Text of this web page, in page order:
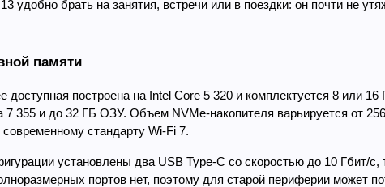
удобно брать на занятия, встречи или в поездки: он почти не
памяти
построена на Intel Core 5 320 и комплектуется 8 или 16
355 и до 32 ГБ ОЗУ. Объем NVMe-накопителя варьируется от
стандарту Wi-Fi 7.
установлены два USB Type-C со скоростью до 10 Гбит/с,
портов нет, поэтому для старой периферии может